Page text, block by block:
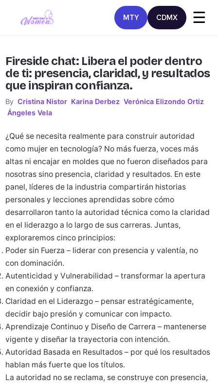
MTY CDMX ☰
Fireside chat: Libera el poder dentro
de ti: presencia, claridad, y resultados
que inspiran confianza.
By Cristina Nistor Karina Derbez Verónica Elizondo Ortiz
Ángeles Vela
¿Qué se necesita realmente para construir autoridad
como mujer en tecnología? No más fuerza, voces más
altas ni encajar en moldes que no fueron diseñados para
nosotras sino presencia, claridad y resultados. En este
panel, líderes de la industria compartirán historias
personales y lecciones aprendidas sobre cómo
desarrollaron tanto la autoridad técnica como la claridad
en el liderazgo a lo largo de sus carreras. Juntas,
exploraremos cinco principios:
Poder sin Fuerza – liderar con presencia y valentía, no
con dominación.
Autenticidad y Vulnerabilidad – transformar la apertura
en conexión y confianza.
Claridad en el Liderazgo – pensar estratégicamente,
decidir bajo presión y comunicar con impacto.
Aprendizaje Continuo y Diseño de Carrera – mantenerse
vigente y diseñar la trayectoria con intención.
Autoridad Basada en Resultados – por qué los resultados
hablan más fuerte que los títulos.
La autoridad no se reclama, se construye con presencia,